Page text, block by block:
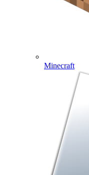
Minecraft